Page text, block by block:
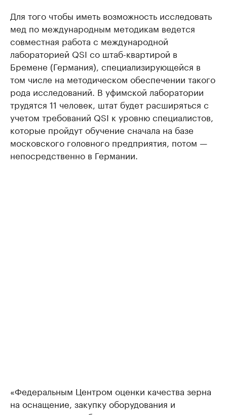
Для того чтобы иметь возможность исследовать
мед по международным методикам ведется
совместная работа с международной
лабораторией QSI со штаб-квартирой в
Бремене (Германия), специализирующейся в
том числе на методическом обеспечении такого
рода исследований. В уфимской лаборатории
трудятся 11 человек, штат будет расширяться с
учетом требований QSI к уровню специалистов,
которые пройдут обучение сначала на базе
московского головного предприятия, потом —
непосредственно в Германии.
«Федеральным Центром оценки качества зерна
на оснащение, закупку оборудования и